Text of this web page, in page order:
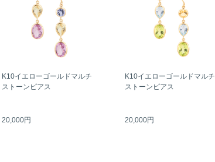
K10イエローゴールドマルチ
ストーンピアス
20,000円
K10イエローゴールドマルチ
ストーンピアス
20,000円